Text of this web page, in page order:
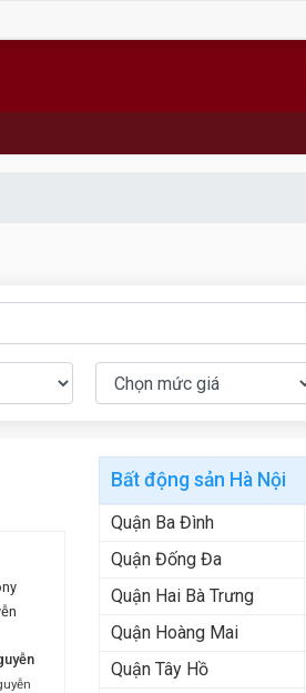
Bất động sản Hà Nội
Quận Ba Đình
Quận Đống Đa
Quận Hai Bà Trưng
Quận Hoàng Mai
Quận Tây Hồ